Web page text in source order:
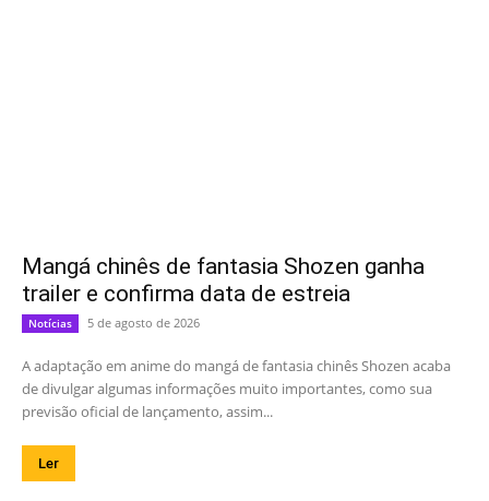
Mangá chinês de fantasia Shozen ganha
trailer e confirma data de estreia
Notícias 5 de agosto de 2026
A adaptação em anime do mangá de fantasia chinês Shozen acaba
de divulgar algumas informações muito importantes, como sua
previsão oficial de lançamento, assim...
Ler